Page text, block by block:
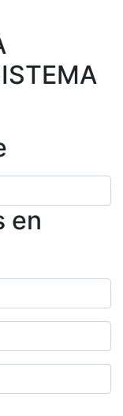
en